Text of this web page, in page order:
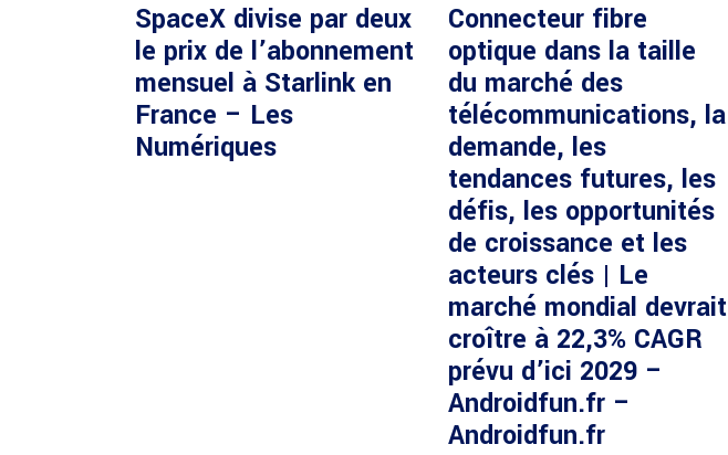
SpaceX divise par deux
le prix de l’abonnement
mensuel à Starlink en
France – Les
Numériques
Connecteur fibre
optique dans la taille
du marché des
télécommunications, la
demande, les
tendances futures, les
défis, les opportunités
de croissance et les
acteurs clés | Le
marché mondial devrait
croître à 22,3% CAGR
prévu d’ici 2029 –
Androidfun.fr –
Androidfun.fr